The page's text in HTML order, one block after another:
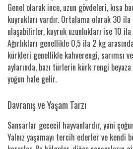
Genel olarak ince, uzun gövdeleri, kısa
kuyrukları vardır. Ortalama olarak 30
ulaşabilirler, kuyruk uzunlukları ise 10
Ağırlıkları genellikle 0,5 ila 2 kg
kürkleri genellikle kahverengi, sarımsı
aylarında, bazı türlerin kürk rengi
yoğun hale gelir.
Davranış ve Yaşam Tarzı
Sansarlar gececil hayvanlardır, yani
Yalnız yaşamayı tercih ederler ve